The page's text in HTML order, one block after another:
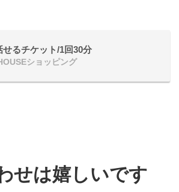
せるチケット/1回30分
ショッピング
せは嬉しいです